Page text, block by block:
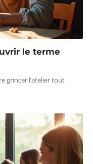
le terme
grincer l’atelier tout